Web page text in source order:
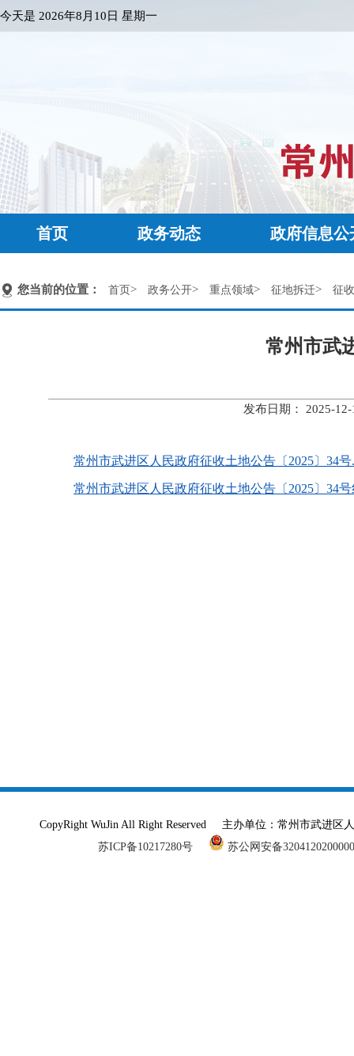
今天是 2026年8月10日 星期一
首页 政务动态 政府信息公
您当前的位置： 首页> 政务公开> 重点领域> 征地拆迁> 征
常州市武
发布日期： 2025-
常州市武进区人民政府征收土地公告〔2025〕34号
常州市武进区人民政府征收土地公告〔2025〕34
CopyRight WuJin All Right Reserved 主办单位：常州市武进
苏ICP备10217280号
苏公网安备